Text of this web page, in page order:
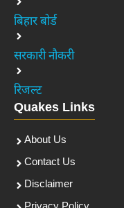
बिहार बोर्ड
सरकारी नौकरी
रिजल्ट
Quakes Links
About Us
Contact Us
Disclaimer